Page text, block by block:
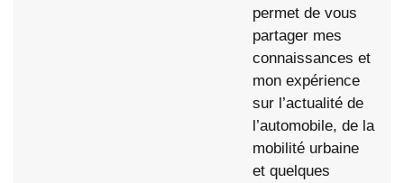
permet de vous
partager mes
connaissances et
mon expérience
sur l’actualité de
l’automobile, de la
mobilité urbaine
et quelques